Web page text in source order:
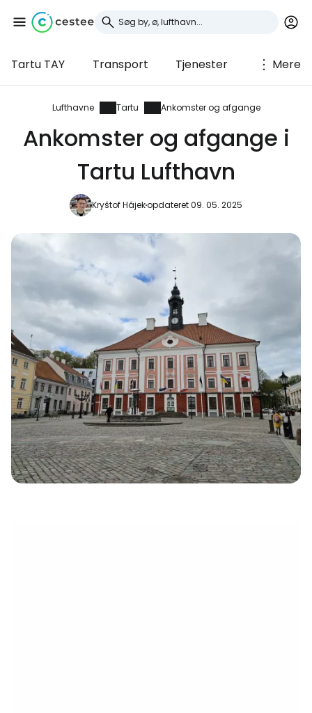
Tartu TAY Transport Tjenester Mere
Lufthavne Tartu Ankomster og afgange
Ankomster og afgange i
Tartu Lufthavn
Kryštof Hájekopdateret 09. 05. 2025
Log ind på Cestee
... det verdensomspændende
Fortsæt med Google
Fortsæt med e-mail